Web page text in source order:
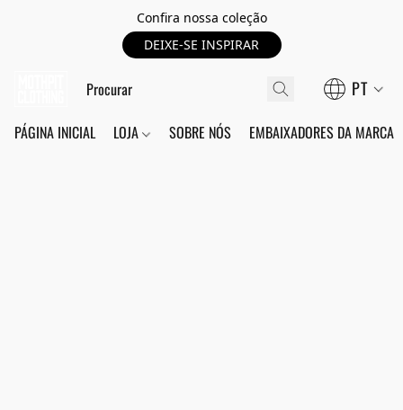
Confira nossa coleção
DEIXE-SE INSPIRAR
PT
PÁGINA INICIAL LOJA SOBRE NÓS EMBAIXADORES DA MARCA